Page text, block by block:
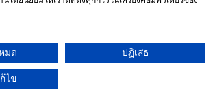
อังคาร
(28/09)
พุธ
พฤหัสบดี
ศุกร์
เสาร์
มด ปฏิเสธ
ไข